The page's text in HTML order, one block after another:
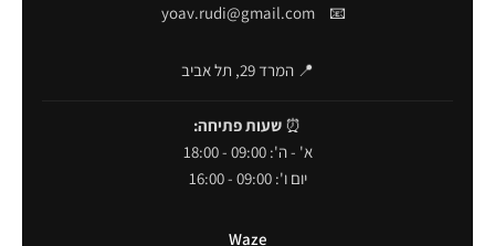
📧
yoav.rudi@gmail.com
📍 המרד 29, תל אביב
⏰ שעות פתיחה:
א' - ה': 09:00 - 18:00
יום ו': 09:00 - 16:00
Waze